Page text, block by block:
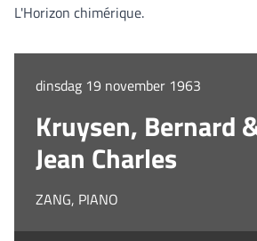
L'Horizon chimérique.
dinsdag 19 november 1963
Kruysen, Bernard
Jean Charles
ZANG, PIANO